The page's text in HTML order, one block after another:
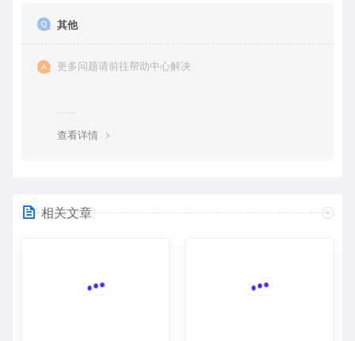
其他
更多问题请前往帮助中心解决
查看详情
相关文章